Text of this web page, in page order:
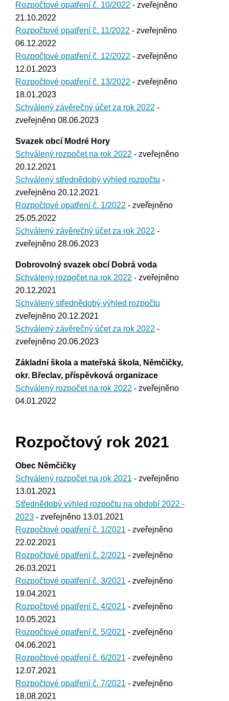
Rozpočtové opatření č. 10/2022 - zveřejněno
21.10.2022
Rozpočtové opatření č. 11/2022 - zveřejněno
06.12.2022
Rozpočtové opatření č. 12/2022 - zveřejněno
12.01.2023
Rozpočtové opatření č. 13/2022 - zveřejněno
18.01.2023
Schválený závěrečný účet za rok 2022 -
zveřejněno 08.06.2023
Svazek obcí Modré Hory
Schválený rozpočet na rok 2022 - zveřejněno
20.12.2021
Schválený střednědobý výhled rozpočtu -
zveřejněno 20.12.2021
Rozpočtové opatření č. 1/2022 - zveřejněno
25.05.2022
Schválený závěrečný účet za rok 2022 -
zveřejněno 28.06.2023
Dobrovolný svazek obcí Dobrá voda
Schválený rozpočet na rok 2022 - zveřejněno
20.12.2021
Schválený střednědobý výhled rozpočtu
zveřejněno 20.12.2021
Schválený závěrečný účet za rok 2022 -
zveřejněno 20.06.2023
Základní škola a mateřská škola, Němčičky,
okr. Břeclav, příspěvková organizace
Schválený rozpočet na rok 2022 - zveřejněno
04.01.2022
Rozpočtový rok 2021
Obec Němčičky
Schválený rozpočet na rok 2021 - zveřejněno
13.01.2021
Střednědobý výhled rozpočtu na období 2022 -
2023 - zveřejněno 13.01.2021
Rozpočtové opatření č. 1/2021 - zveřejněno
22.02.2021
Rozpočtové opatření č. 2/2021 - zveřejněno
26.03.2021
Rozpočtové opatření č. 3/2021 - zveřejněno
19.04.2021
Rozpočtové opatření č. 4/2021 - zveřejněno
10.05.2021
Rozpočtové opatření č. 5/2021 - zveřejněno
04.06.2021
Rozpočtové opatření č. 6/2021 - zveřejněno
12.07.2021
Rozpočtové opatření č. 7/2021 - zveřejněno
18.08.2021